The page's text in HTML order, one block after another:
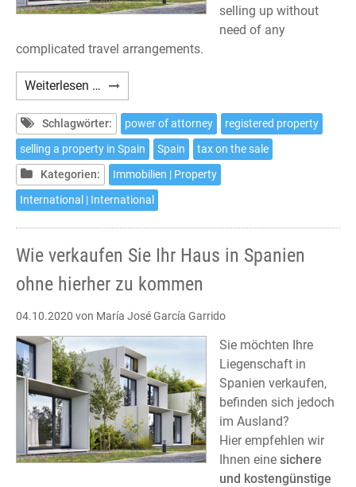
selling up without
need of any
complicated travel arrangements.
Weiterlesen … How
to
sell
your
house
Spain
need
travel
Schlagwörter: power of attorney
registered property
selling a property in Spain
Spain
tax on the sale
Kategorien:
Immobilien | Property
International | International
Wie verkaufen Sie Ihr Haus in Spanien
ohne hierher zu kommen
04.10.2020 von María José García Garrido
Sie möchten Ihre
Liegenschaft in
Spanien verkaufen,
befinden sich jedoch
im Ausland?
Hier empfehlen wir
Ihnen eine sichere
und kostengünstige